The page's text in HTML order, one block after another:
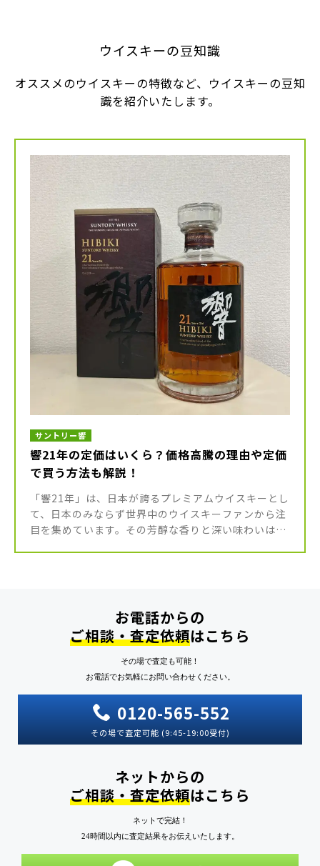
ウイスキーの豆知識
オススメのウイスキーの特徴など、ウイスキーの豆知
識を紹介いたします。
サントリー響
響21年の定価はいくら？価格高騰の理由や定価
で買う方法も解説！
「響21年」は、日本が誇るプレミアムウイスキーとし
て、日本のみならず世界中のウイスキーファンから注
目を集めています。その芳醇な香りと深い味わいは、
お電話からの
ご相談・査定依頼はこちら
その場で査定も可能！
お電話でお気軽にお問い合わせください。
0120-565-552
その場で査定可能 (9:45-19:00受付)
ネットからの
ご相談・査定依頼はこちら
ネットで完結！
24時間以内に査定結果をお伝えいたします。